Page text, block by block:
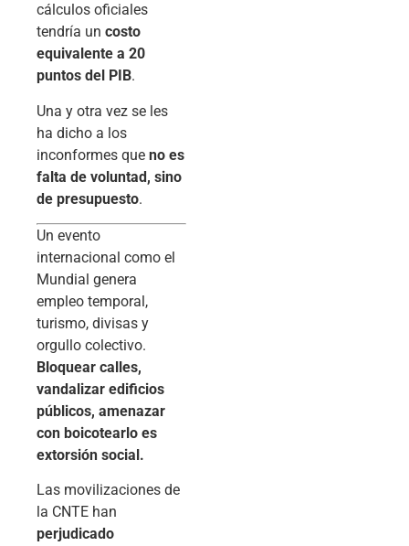
cálculos oficiales
tendría un costo
equivalente a 20
puntos del PIB.
Una y otra vez se les
ha dicho a los
inconformes que no es
falta de voluntad, sino
de presupuesto.
Un evento
internacional como el
Mundial genera
empleo temporal,
turismo, divisas y
orgullo colectivo.
Bloquear calles,
vandalizar edificios
públicos, amenazar
con boicotearlo es
extorsión social.
Las movilizaciones de
la CNTE han
perjudicado